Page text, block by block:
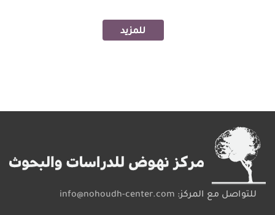
للمزيد
للتواصل مع المركز:info@nohoudh-center.com